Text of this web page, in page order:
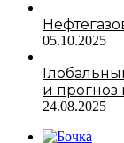
05.10.2025
и прогноз
24.08.2025